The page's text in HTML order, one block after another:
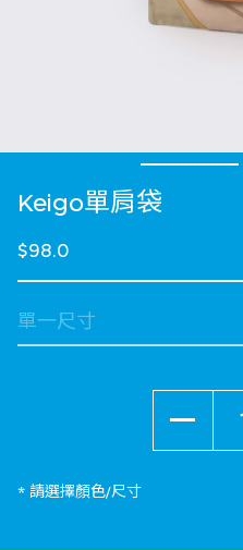
Keigo單肩袋
$98.0
* 請選擇顏色/尺寸